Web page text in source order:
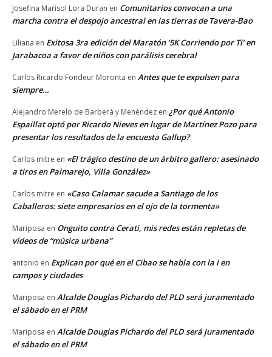
Josefina Marisol Lora Duran en Comunitarios convocan a una
marcha contra el despojo ancestral en las tierras de Tavera-Bao
Liliana en Exitosa 3ra edición del Maratón ‘5K Corriendo por Ti’ en
Jarabacoa a favor de niños con parálisis cerebral
Carlos Ricardo Fondeur Moronta en Antes que te expulsen para
siempre…
Alejandro Merelo de Barberá y Menéndez en ¿Por qué Antonio
Espaillat optó por Ricardo Nieves en lugar de Martínez Pozo para
presentar los resultados de la encuesta Gallup?
Carlos mitre en «El trágico destino de un árbitro gallero: asesinado
a tiros en Palmarejo, Villa González»
Carlos mitre en «Caso Calamar sacude a Santiago de los
Caballeros: siete empresarios en el ojo de la tormenta»
Mariposa en Onguito contra Cerati, mis redes están repletas de
vídeos de “música urbana”
antonio en Explican por qué en el Cibao se habla con la i en
campos y ciudades
Mariposa en Alcalde Douglas Pichardo del PLD será juramentado
el sábado en el PRM
Mariposa en Alcalde Douglas Pichardo del PLD será juramentado
el sábado en el PRM